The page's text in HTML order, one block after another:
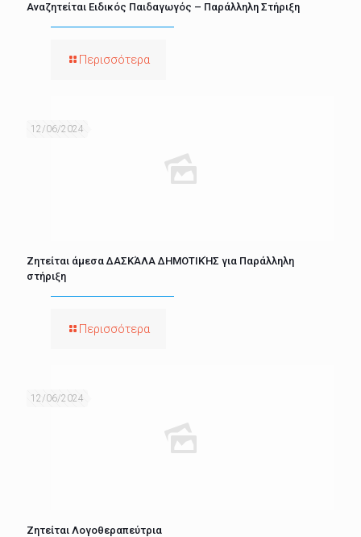
Αναζητείται Ειδικός Παιδαγωγός – Παράλληλη Στήριξη
Περισσότερα
12/06/2024
Ζητείται άμεσα ΔΑΣΚΆΛΑ ΔΗΜΟΤΙΚΉΣ για Παράλληλη
στήριξη
Περισσότερα
12/06/2024
Ζητείται Λογοθεραπεύτρια